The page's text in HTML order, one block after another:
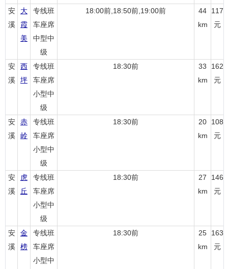
安
溪
大
霞
美
专线班
车座席
中型中
级
18:00前,18:50前,19:00前
44
km
117
元
安
溪
西
坪
专线班
车座席
小型中
级
18:30前
33
km
162
元
安
溪
赤
岭
专线班
车座席
小型中
级
18:30前
20
km
108
元
安
溪
虎
丘
专线班
车座席
小型中
级
18:30前
27
km
146
元
安
溪
金
榜
专线班
车座席
小型中
18:30前
25
km
163
元